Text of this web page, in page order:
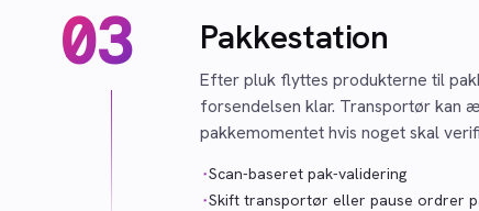
03 Pakkestation
Efter pluk flyttes produkterne til
forsendelsen klar. Transportør kan
pakkemomentet hvis noget skal
·Scan-baseret pak-validering
·Skift transportør eller pause ordrer